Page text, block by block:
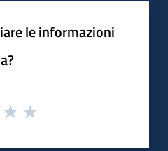
le informazioni